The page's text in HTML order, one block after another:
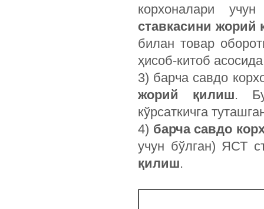
корхоналари
ставкасини жорий
билан товар
ҳисоб-китоб
3) барча савдо
жорий қилиш.
кўрсаткичга
4) барча савдо
учун бўлган) ЯСТ
қилиш.